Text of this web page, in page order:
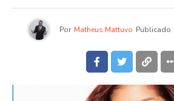
Por Matheus Mattuvo Publicado